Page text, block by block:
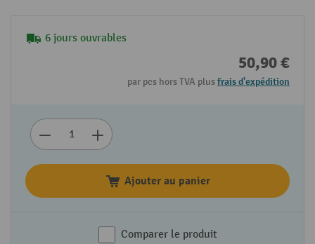
6 jours ouvrables
50,90 €
par pcs hors TVA plusfrais d'expédition
Ajouter au panier
Comparer le produit